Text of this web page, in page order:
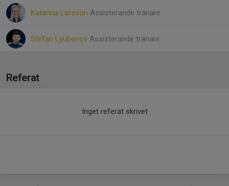
Katarina Larsson Assisterande tränare
Stefan Lyubenov Assisterande tränare
Referat
Inget referat skrivet